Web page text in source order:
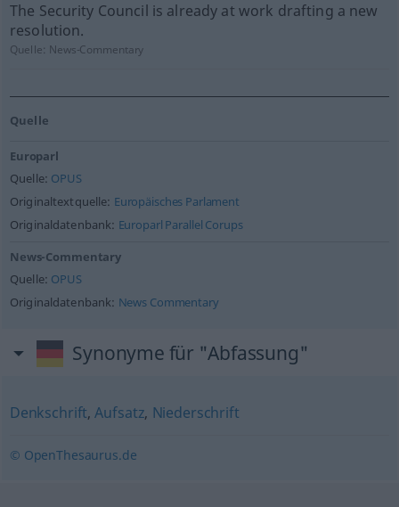
The Security Council is already at work drafting a new
resolution.
Quelle: News-Commentary
Quelle
Europarl
Quelle: OPUS
Originaltextquelle: Europäisches Parlament
Originaldatenbank: Europarl Parallel Corups
News-Commentary
Quelle: OPUS
Originaldatenbank: News Commentary
Synonyme für "Abfassung"
Denkschrift,Aufsatz, Niederschrift
© OpenThesaurus.de